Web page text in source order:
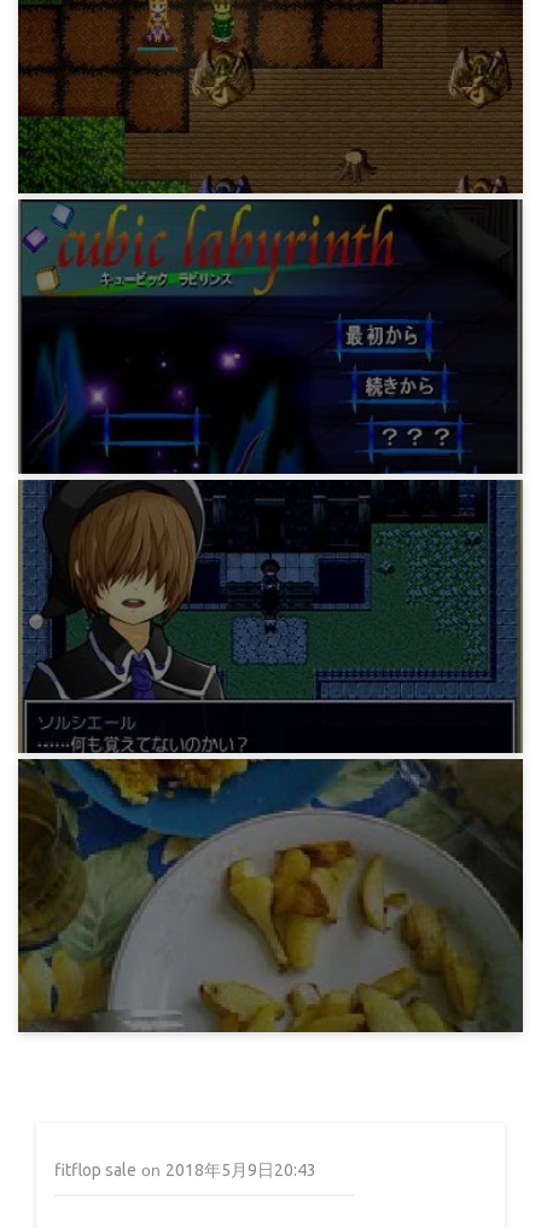
elona 黄金の防衛者まで
12年前
elona 改宗詐欺まで
12年前
ゲーム
フリーゲーム「cubic labyrinth」
フリーゲーム「トバリドトキシン」
12年前
フリーゲーム「天使のうつわ」コンプまで
fitflop sale on 2018年5月9日20:43